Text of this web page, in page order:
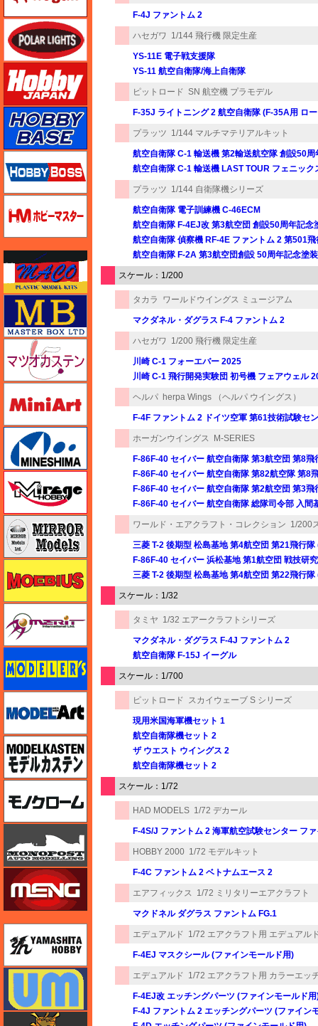
F-4J ファントム 2
ハセガワ 1/144 飛行機 限定生産
YS-11E 電子戦支援隊
YS-11 航空自衛隊/海上自衛隊
ピットロード SN 航空機 プラモデル
F-35J ライトニング 2 航空自衛隊 (F-35A用 ロ
プラッツ 1/144 マルチマテリアルキット
航空自衛隊 C-1 輸送機 第2輸送航空隊 創設50
航空自衛隊 C-1 輸送機 LAST TOUR フェニック
プラッツ 1/144 自衛隊機シリーズ
航空自衛隊 電子訓練機 C-46ECM
航空自衛隊 F-4EJ改 第3航空団 創設50周年記念
航空自衛隊 偵察機 RF-4E ファントム 2 第501
航空自衛隊 F-2A 第3航空団創設 50周年記念塗
スケール：1/200
タカラ ワールドウイングス ミュージアム
マクダネル・ダグラス F-4 ファントム 2
ハセガワ 1/200 飛行機 限定生産
川崎 C-1 フォーエバー 2025
川崎 C-1 飛行開発実験団 初号機 フェアウェル
ヘルパ herpa Wings （ヘルパ ウイングス）
F-4F ファントム 2 ドイツ空軍 第61技術試験セ
ホーガンウイングス M-SERIES
F-86F-40 セイバー 航空自衛隊 第3航空団 第8
F-86F-40 セイバー 航空自衛隊 第82航空隊 第8
F-86F-40 セイバー 航空自衛隊 第2航空団 第3
F-86F-40 セイバー 航空自衛隊 総隊司令部 入間
ワールド・エアクラフト・コレクション 1/200
三菱 T-2 後期型 松島基地 第4航空団 第21飛行
F-86F-40 セイバー 浜松基地 第1航空団 戦技研
三菱 T-2 後期型 松島基地 第4航空団 第22飛行
スケール：1/32
タミヤ 1/32 エアークラフトシリーズ
マクダネル・ダグラス F-4J ファントム 2
航空自衛隊 F-15J イーグル
スケール：1/700
ピットロード スカイウェーブ S シリーズ
現用米国海軍機セット 1
航空自衛隊機セット 2
ザ ウエスト ウイングス 2
航空自衛隊機セット 2
スケール：1/72
HAD MODELS 1/72 デカール
F-4S/J ファントム 2 海軍航空試験センター フ
HOBBY 2000 1/72 モデルキット
F-4C ファントム 2 ベトナムエース 2
エアフィックス 1/72 ミリタリーエアクラフト
マクドネル ダグラス ファントム FG.1
エデュアルド 1/72 エアクラフト用 エデュアル
F-4EJ マスクシール (ファインモールド用)
エデュアルド 1/72 エアクラフト用 カラーエッ
F-4EJ改 エッチングパーツ (ファインモールド用
F-4J ファントム 2 エッチングパーツ (ファイン
ポーラライツ
ホビージャパン
ホビーベース
ホビーマスター
マスターボックス
マツオカステン
ミニアート
ミラージュホビー
ミラーモデルズ
メリットインターナショナル
モデルアート
モデルカステン
モノクローム
モンモデル（MENG MODEL）
ライオンロア（LionRoar）